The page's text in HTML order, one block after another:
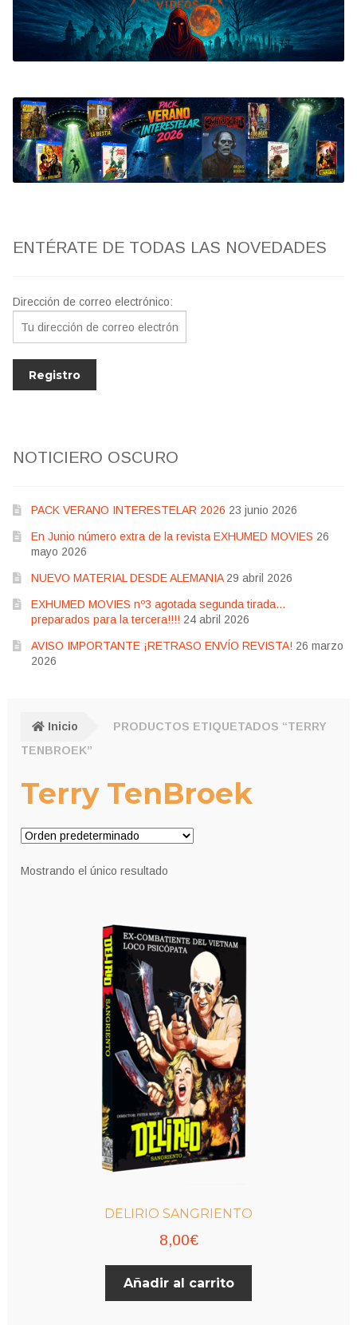
Bluray
Clasificada S
artwork
fantaterror
Jesús Franco
ENTÉRATE DE TODAS LAS NOVEDADES
Dirección de correo electrónico:
NOTICIERO OSCURO
PACK VERANO INTERESTELAR 2026 23 junio 2026
En Junio número extra de la revista EXHUMED MOVIES 26
mayo 2026
NUEVO MATERIAL DESDE ALEMANIA 29 abril 2026
EXHUMED MOVIES nº3 agotada segunda tirada…
preparados para la tercera!!!! 24 abril 2026
AVISO IMPORTANTE ¡RETRASO ENVÍO REVISTA! 26 marzo
2026
Inicio
PRODUCTOS ETIQUETADOS “TERRY
TENBROEK”
Terry TenBroek
Mostrando el único resultado
DELIRIO SANGRIENTO
8,00€
Añadir al carrito